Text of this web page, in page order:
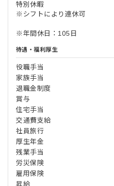
特別休暇
※シフトにより連休可
※年間休日：105日
待遇・福利厚生
役職手当
家族手当
退職金制度
賞与
住宅手当
交通費支給
社員旅行
厚生年金
残業手当
労災保険
雇用保険
昇給